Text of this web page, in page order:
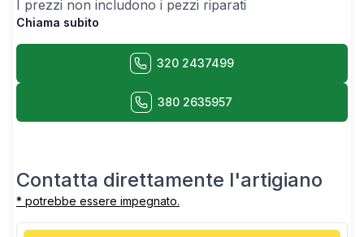
I prezzi non includono i pezzi riparati
Chiama subito
320 2437499
380 2635957
Contatta direttamente l'artigiano
* potrebbe essere impegnato.